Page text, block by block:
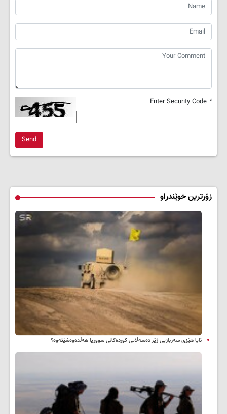
*
Send
زۆرترین خوێندراو
ئایا هێزی سەربازیی ژێر دەسەڵاتی کوردەکانی سووریا هەڵدەوەشێتەوە؟